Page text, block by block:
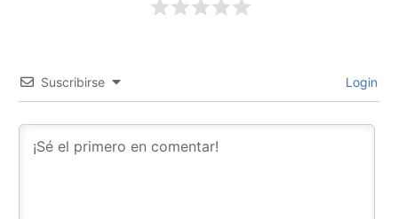
Suscribirse Login